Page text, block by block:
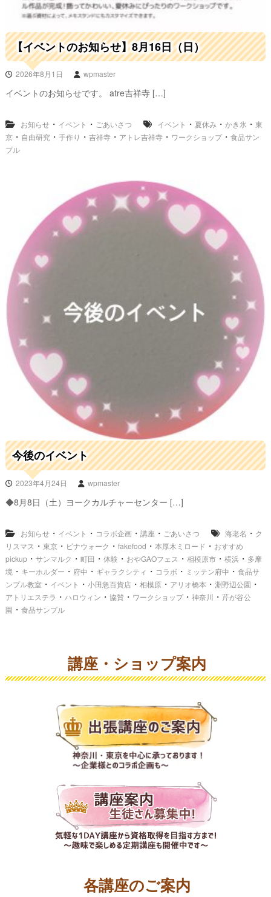
【イベントのお知らせ】8月16日（日）
2026年8月1日 wpmaster
イベントのお知らせです。 atre吉祥寺 […]
お知らせ・ イベント ・ ごあいさつ イベント ・ 夏休み・ かき氷 ・ 東
京・ 自由研究・ 手作り ・ 吉祥寺・ アトレ吉祥寺・ ワークショップ・ 食品サン
プル
今後のイベント
2023年4月24日 wpmaster
◆8月8日（土）ヨークカルチャーセンター […]
お知らせ・ イベント ・ コラボ企画・ 講座 ・ ごあいさつ 海老名 ・ ク
リスマス ・ 東京・ ビナウォーク ・ fakefood ・ 本厚木ミロード ・ おすすめ
pickup・ サンマルク ・ 町田 ・ 体験 ・ おやGAOフェス ・ 相模原市・ 横浜・ 多摩
境・ キーホルダー ・ 府中 ・ ギャラクシティ ・ コラボ ・ ミッテン府中 ・ 食品サ
ンプル教室 ・ イベント ・ 小田急百貨店・ 相模原 ・ アリオ橋本 ・ 淵野辺公園 ・
アトリエステラ ・ ハロウィン ・ 協賛 ・ ワークショップ・ 神奈川 ・ 芹が谷公
園 ・ 食品サンプル
講座・ショップ案内
各講座のご案内